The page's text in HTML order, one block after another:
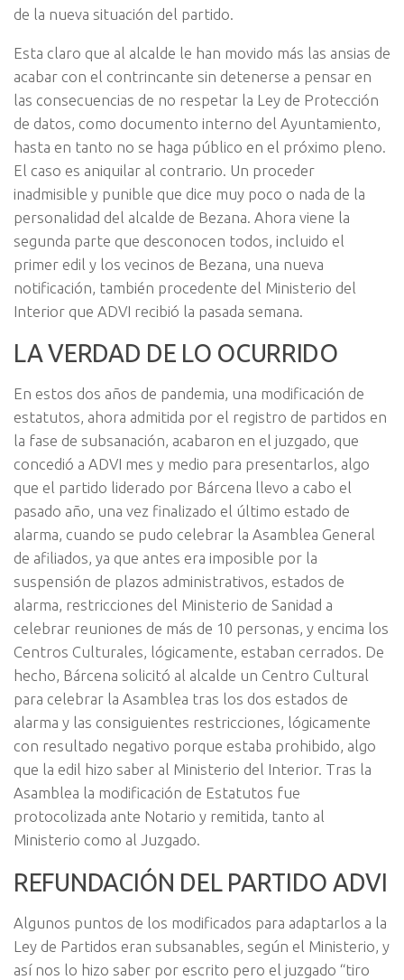
de la nueva situación del partido.
Esta claro que al alcalde le han movido más las ansias de
acabar con el contrincante sin detenerse a pensar en
las consecuencias de no respetar la Ley de Protección
de datos, como documento interno del Ayuntamiento,
hasta en tanto no se haga público en el próximo pleno.
El caso es aniquilar al contrario. Un proceder
inadmisible y punible que dice muy poco o nada de la
personalidad del alcalde de Bezana. Ahora viene la
segunda parte que desconocen todos, incluido el
primer edil y los vecinos de Bezana, una nueva
notificación, también procedente del Ministerio del
Interior que ADVI recibió la pasada semana.
LA VERDAD DE LO OCURRIDO
En estos dos años de pandemia, una modificación de
estatutos, ahora admitida por el registro de partidos en
la fase de subsanación, acabaron en el juzgado, que
concedió a ADVI mes y medio para presentarlos, algo
que el partido liderado por Bárcena llevo a cabo el
pasado año, una vez finalizado el último estado de
alarma, cuando se pudo celebrar la Asamblea General
de afiliados, ya que antes era imposible por la
suspensión de plazos administrativos, estados de
alarma, restricciones del Ministerio de Sanidad a
celebrar reuniones de más de 10 personas, y encima los
Centros Culturales, lógicamente, estaban cerrados. De
hecho, Bárcena solicitó al alcalde un Centro Cultural
para celebrar la Asamblea tras los dos estados de
alarma y las consiguientes restricciones, lógicamente
con resultado negativo porque estaba prohibido, algo
que la edil hizo saber al Ministerio del Interior. Tras la
Asamblea la modificación de Estatutos fue
protocolizada ante Notario y remitida, tanto al
Ministerio como al Juzgado.
REFUNDACIÓN DEL PARTIDO ADVI
Algunos puntos de los modificados para adaptarlos a la
Ley de Partidos eran subsanables, según el Ministerio, y
así nos lo hizo saber por escrito pero el juzgado “tiro